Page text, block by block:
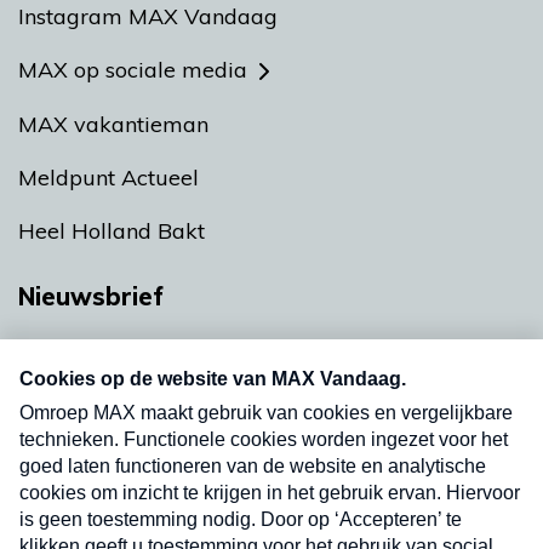
Instagram MAX Vandaag
MAX op sociale media
MAX vakantieman
Meldpunt Actueel
Heel Holland Bakt
Nieuwsbrief
nieuwsbrief. Elke vrijdag- en dinsdagochtend in
uw mailbox.
Verzend